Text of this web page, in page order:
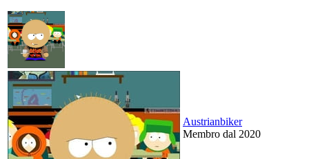
Austrianbiker
Membro dal 2020